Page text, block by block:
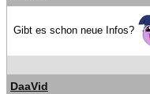
Gibt es schon neue Infos?
DaaVid